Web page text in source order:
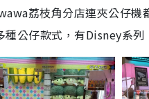
荔枝角分店連夾公仔
種公仔款式，有Disney系列